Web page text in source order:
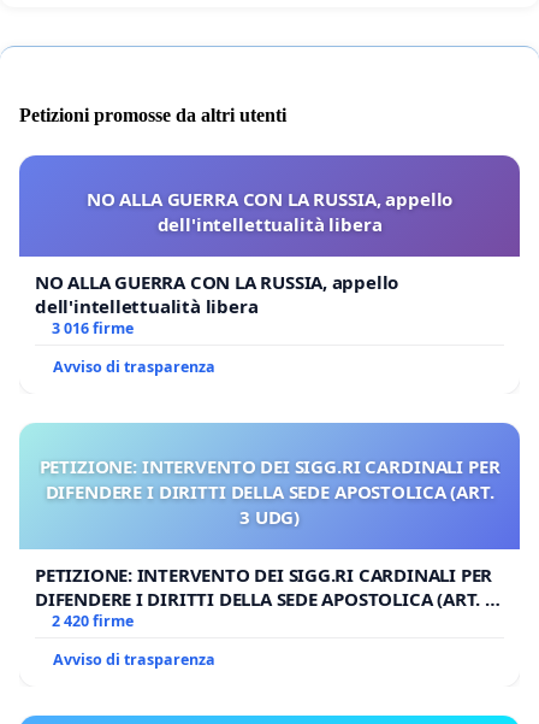
Petizioni promosse da altri utenti
NO ALLA GUERRA CON LA RUSSIA, appello
dell'intellettualità libera
NO ALLA GUERRA CON LA RUSSIA, appello
dell'intellettualità libera
3 016 firme
Avviso di trasparenza
PETIZIONE: INTERVENTO DEI SIGG.RI CARDINALI PER
DIFENDERE I DIRITTI DELLA SEDE APOSTOLICA (ART.
3 UDG)
PETIZIONE: INTERVENTO DEI SIGG.RI CARDINALI PER
DIFENDERE I DIRITTI DELLA SEDE APOSTOLICA (ART. 3
UDG)
2 420 firme
Avviso di trasparenza